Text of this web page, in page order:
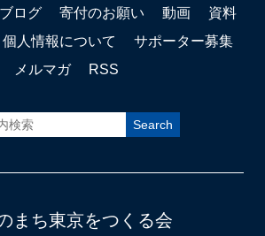
ブログ 寄付のお願い 動画
資料
個人情報について
サポーター募集
メルマガ
RSS
まち東京をつくる会